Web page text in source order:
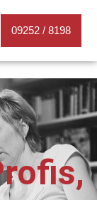
09252 / 8198